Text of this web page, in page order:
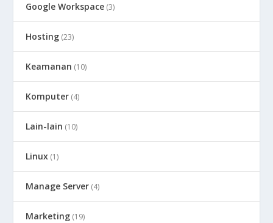
Google Workspace (3)
Hosting (23)
Keamanan (10)
Komputer (4)
Lain-lain (10)
Linux (1)
Manage Server (4)
Marketing (19)